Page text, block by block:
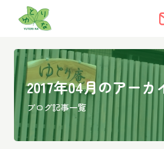
2017年04月のアーカ
ブログ記事一覧